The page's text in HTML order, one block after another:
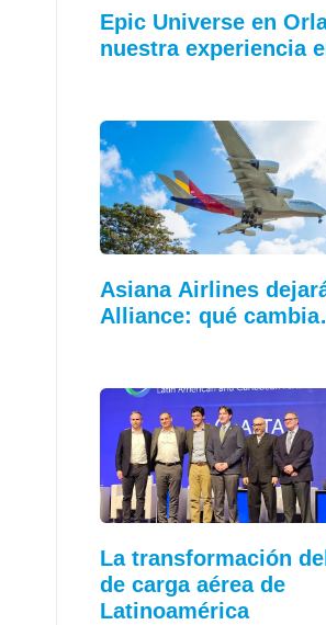
Epic Universe en
nuestra experiencia
Asiana Airlines
Alliance: qué
La transformación
de carga aérea de
Latinoamérica